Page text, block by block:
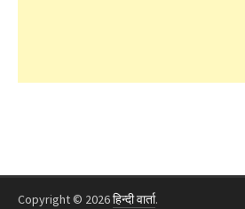
Copyright © 2026हिन्दी वार्ता.